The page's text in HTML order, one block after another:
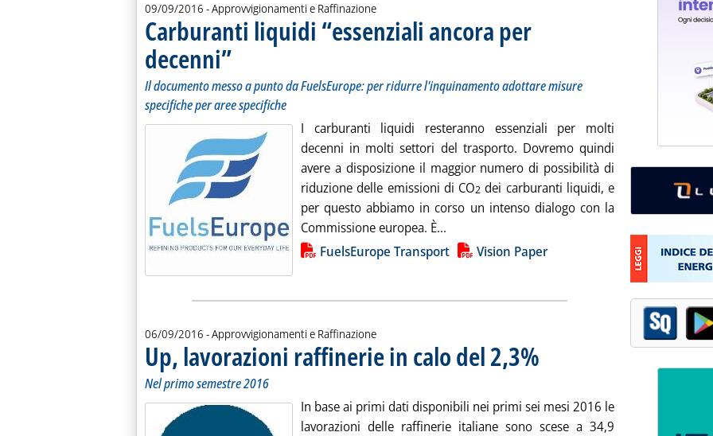
09/09/2016 - Approvvigionamenti e Raffinazione
Carburanti liquidi “essenziali ancora per
decenni”. Sottotitolo: Il documento messo a punto da FuelsEurope: per ridurre l'inquinamento adottare misure specifiche per aree
. Pubblicata venerdì 09 settembre 2016 alle 9.12.
Il documento messo a punto da FuelsEurope: per ridurre l'inquinamento adottare misure
specifiche per aree specifiche
I carburanti liquidi resteranno essenziali per molti
decenni in molti settori del trasporto. Dovremo quindi
avere a disposizione il maggior numero di possibilità di
riduzione delle emissioni di CO2 dei carburanti liquidi, e
per questo abbiamo in corso un intenso dialogo con la
Commissione europea. È...
Lista allegati PDF alla notiziaFuelsEurope Transport Vision Paper
06/09/2016 - Approvvigionamenti e Raffinazione
Up, lavorazioni raffinerie in calo del 2,3%
. Sottotitolo: Nel primo semestre 2016
. Pubblicata martedì 06 settembre 2016 alle 12.30.
Nel primo semestre 2016
In base ai primi dati disponibili nei primi sei mesi 2016 le
lavorazioni delle raffinerie italiane sono scese a 34,9